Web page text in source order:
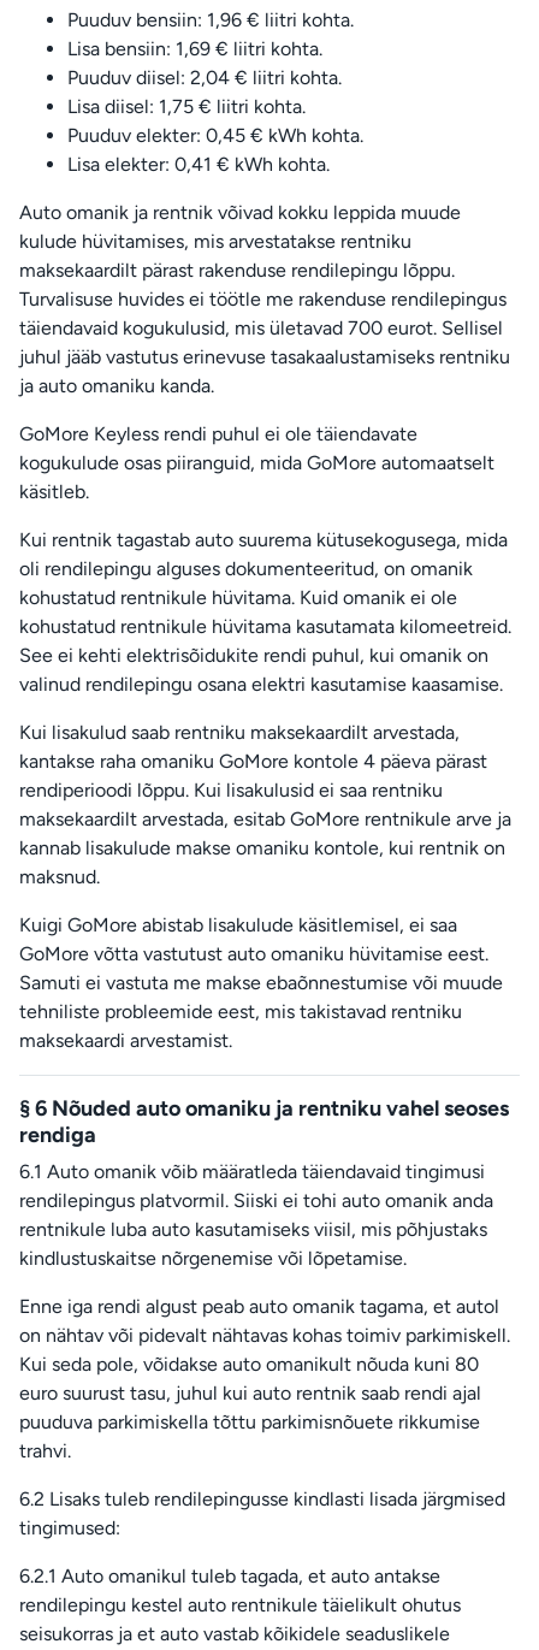
Puuduv bensiin: 1,96 € liitri kohta.
Lisa bensiin: 1,69 € liitri kohta.
Puuduv diisel: 2,04 € liitri kohta.
Lisa diisel: 1,75 € liitri kohta.
Puuduv elekter: 0,45 € kWh kohta.
Lisa elekter: 0,41 € kWh kohta.
Auto omanik ja rentnik võivad kokku leppida muude
kulude hüvitamises, mis arvestatakse rentniku
maksekaardilt pärast rakenduse rendilepingu lõppu.
Turvalisuse huvides ei töötle me rakenduse rendilepingus
täiendavaid kogukulusid, mis ületavad 700 eurot. Sellisel
juhul jääb vastutus erinevuse tasakaalustamiseks rentniku
ja auto omaniku kanda.
GoMore Keyless rendi puhul ei ole täiendavate
kogukulude osas piiranguid, mida GoMore automaatselt
käsitleb.
Kui rentnik tagastab auto suurema kütusekogusega, mida
oli rendilepingu alguses dokumenteeritud, on omanik
kohustatud rentnikule hüvitama. Kuid omanik ei ole
kohustatud rentnikule hüvitama kasutamata kilomeetreid.
See ei kehti elektrisõidukite rendi puhul, kui omanik on
valinud rendilepingu osana elektri kasutamise kaasamise.
Kui lisakulud saab rentniku maksekaardilt arvestada,
kantakse raha omaniku GoMore kontole 4 päeva pärast
rendiperioodi lõppu. Kui lisakulusid ei saa rentniku
maksekaardilt arvestada, esitab GoMore rentnikule arve ja
kannab lisakulude makse omaniku kontole, kui rentnik on
maksnud.
Kuigi GoMore abistab lisakulude käsitlemisel, ei saa
GoMore võtta vastutust auto omaniku hüvitamise eest.
Samuti ei vastuta me makse ebaõnnestumise või muude
tehniliste probleemide eest, mis takistavad rentniku
maksekaardi arvestamist.
§ 6 Nõuded auto omaniku ja rentniku vahel seoses
rendiga
6.1 Auto omanik võib määratleda täiendavaid tingimusi
rendilepingus platvormil. Siiski ei tohi auto omanik anda
rentnikule luba auto kasutamiseks viisil, mis põhjustaks
kindlustuskaitse nõrgenemise või lõpetamise.
Enne iga rendi algust peab auto omanik tagama, et autol
on nähtav või pidevalt nähtavas kohas toimiv parkimiskell.
Kui seda pole, võidakse auto omanikult nõuda kuni 80
euro suurust tasu, juhul kui auto rentnik saab rendi ajal
puuduva parkimiskella tõttu parkimisnõuete rikkumise
trahvi.
6.2 Lisaks tuleb rendilepingusse kindlasti lisada järgmised
tingimused:
6.2.1 Auto omanikul tuleb tagada, et auto antakse
rendilepingu kestel auto rentnikule täielikult ohutus
seisukorras ja et auto vastab kõikidele seaduslikele